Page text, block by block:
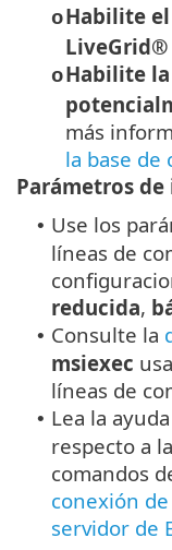
oHabilite el
LiveGrid®
oHabilite
más
la base de
Parámetros
• Use los
líneas de
reducida,
• Consulte la
msiexec
líneas de
• Lea la
respecto a
comandos
conexión de
servidor de